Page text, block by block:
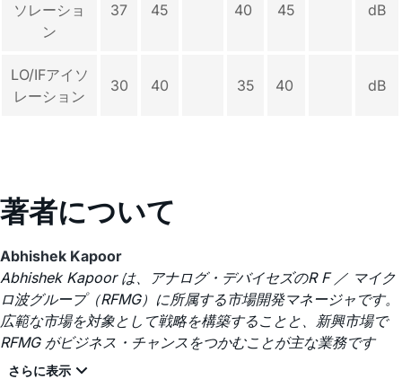
ソレーショ
ン
37 45 40 45 dB
LO/IFアイソ
レーション
30 40 35 40 dB
著者について
Abhishek Kapoor
Abhishek Kapoor は、アナログ・デバイセズのR F ／ マイク
ロ波グループ（RFMG）に所属する市場開発マネージャです。
広範な市場を対象として戦略を構築することと、新興市場で
RFMG がビジネス・チャンスをつかむことが主な業務です